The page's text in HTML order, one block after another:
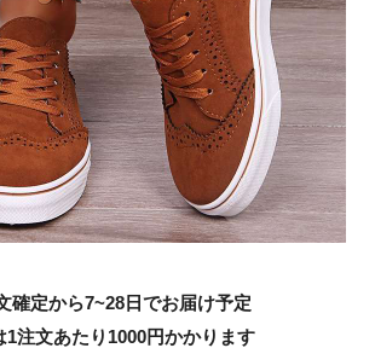
確定から7~28日でお届け予定
1注文あたり 1000円かかります